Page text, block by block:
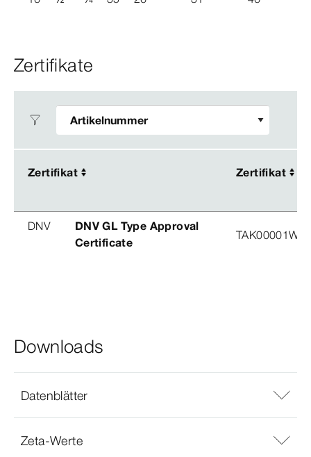
Zertifikate
Zertifikat Zertifikat
Zertifikat Zertifikat
DNV
DNV GL Type Approval
Certificate
TAK00001W8
Downloads
Datenblätter
Zeta-Werte